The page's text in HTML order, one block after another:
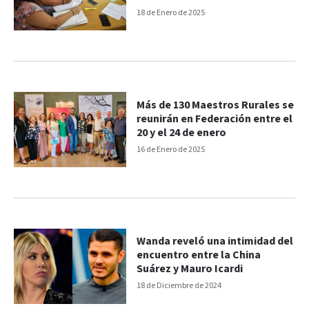
18 de Enero de 2025
Región Centro
16 de Enero de 2025
Más de 130 Maestros Rurales se
reunirán en Federación entre el
20 y el 24 de enero
18 de Diciembre de 2024
Wanda reveló una intimidad del
encuentro entre la China
Suárez y Mauro Icardi